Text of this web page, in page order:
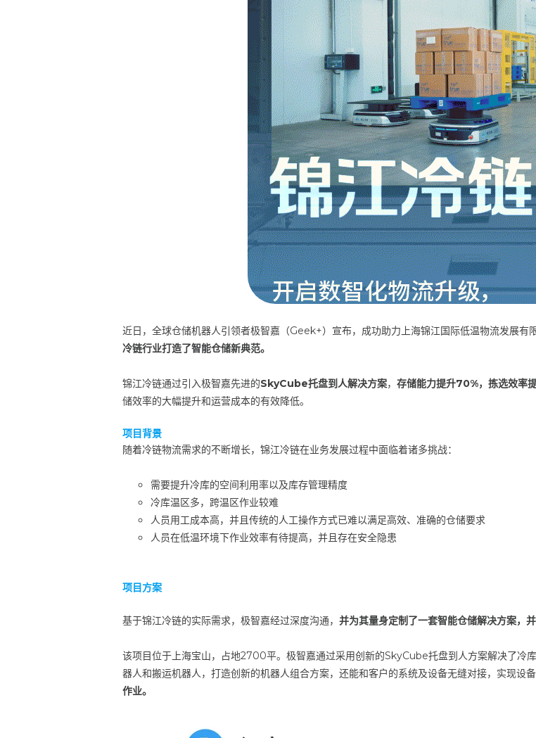
近日，全球仓储机器人引领者极智嘉（Geek+）宣布，成功助力上海锦江国际低温物流发展有
冷链行业打造了智能仓储新典范。
锦江冷链通过引入极智嘉先进的SkyCube托盘到人解决方案，存储能力提升70%，拣选效率
储效率的大幅提升和运营成本的有效降低。
项目背景
随着冷链物流需求的不断增长，锦江冷链在业务发展过程中面临着诸多挑战：
需要提升冷库的空间利用率以及库存管理精度
冷库温区多，跨温区作业较难
人员用工成本高，并且传统的人工操作方式已难以满足高效、准确的仓储要求
人员在低温环境下作业效率有待提高，并且存在安全隐患
项目方案
基于锦江冷链的实际需求，极智嘉经过深度沟通，并为其量身定制了一套智能仓储解决方案，
该项目位于上海宝山，占地2700平。极智嘉通过采用创新的SkyCube托盘到人方案解决了冷
器人和搬运机器人，打造创新的机器人组合方案，还能和客户的系统及设备无缝对接，实现设备
作业。